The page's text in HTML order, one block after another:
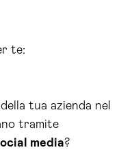
te:
tua azienda nel
tramite
media?